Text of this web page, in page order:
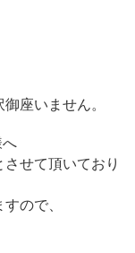
座いません。
せて頂いており
ので、